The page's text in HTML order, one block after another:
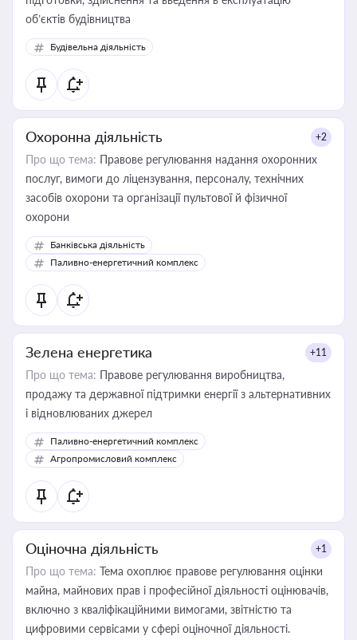
об’єктів будівництва
Будівельна діяльність
Охоронна діяльність +2
Про що тема: Правове регулювання надання охоронних
послуг, вимоги до ліцензування, персоналу, технічних
засобів охорони та організації пультової й фізичної
охорони
Банківська діяльність
Паливно-енергетичний комплекс
Зелена енергетика +11
Про що тема: Правове регулювання виробництва,
продажу та державної підтримки енергії з альтернативних
і відновлюваних джерел
Паливно-енергетичний комплекс
Агропромисловий комплекс
Оціночна діяльність +1
Про що тема: Тема охоплює правове регулювання оцінки
майна, майнових прав і професійної діяльності оцінювачів,
включно з кваліфікаційними вимогами, звітністю та
цифровими сервісами у сфері оціночної діяльності.